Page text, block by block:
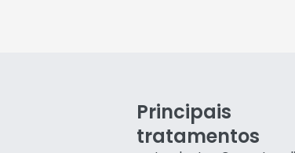
Principais
tratamentos